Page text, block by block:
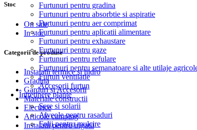
Furtunuri pentru gradina
Furtunuri pentru absorbtie si aspiratie
Furtunuri pentru aer comprimat
Furtunuri pentru aplicatii alimentare
Furtunuri pentru exhaustare
Furtunuri pentru gaze
Furtunuri pentru refulare
Furtunuri pentru semanatoare si alte utilaje
Furtun ventilatie
Accesorii furtun
Întretinere plante
Sere si solarii
Alveole pentru rasaduri
Folii pentru mulcire
Stoc
On sale
In stoc
Categorii de produse
Instalatii termice si hidro
Gradina
Garduri si Accesorii
Materiale constructii
Electrice
Articole camping
Instalatii pentru irigatii